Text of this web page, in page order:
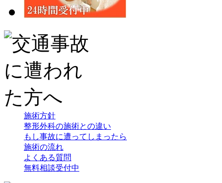
施術方針
整形外科の施術との違い
もし事故に遭ってしまったら
施術の流れ
よくある質問
無料相談受付中